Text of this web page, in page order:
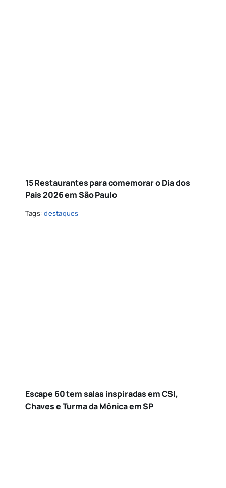
15 Restaurantes para comemorar o Dia dos
Pais 2026 em São Paulo
Tags:destaques
Escape 60 tem salas inspiradas em CSI,
Chaves e Turma da Mônica em SP